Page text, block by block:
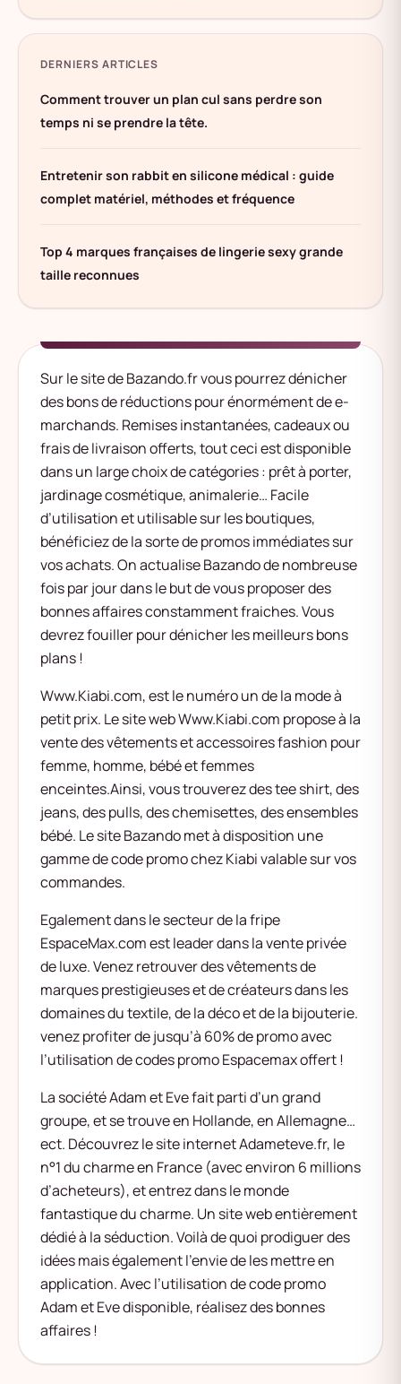
DERNIERS ARTICLES
Comment trouver un plan cul sans perdre son
temps ni se prendre la tête.
Entretenir son rabbit en silicone médical : guide
complet matériel, méthodes et fréquence
Top 4 marques françaises de lingerie sexy grande
taille reconnues
Sur le site de Bazando.fr vous pourrez dénicher
des bons de réductions pour énormément de e-
marchands. Remises instantanées, cadeaux ou
frais de livraison offerts, tout ceci est disponible
dans un large choix de catégories : prêt à porter,
jardinage cosmétique, animalerie… Facile
d’utilisation et utilisable sur les boutiques,
bénéficiez de la sorte de promos immédiates sur
vos achats. On actualise Bazando de nombreuse
fois par jour dans le but de vous proposer des
bonnes affaires constamment fraiches. Vous
devrez fouiller pour dénicher les meilleurs bons
plans !
Www.Kiabi.com, est le numéro un de la mode à
petit prix. Le site web Www.Kiabi.com propose à la
vente des vêtements et accessoires fashion pour
femme, homme, bébé et femmes
enceintes.Ainsi, vous trouverez des tee shirt, des
jeans, des pulls, des chemisettes, des ensembles
bébé. Le site Bazando met à disposition une
gamme de code promo chez Kiabi valable sur vos
commandes.
Egalement dans le secteur de la fripe
EspaceMax.com est leader dans la vente privée
de luxe. Venez retrouver des vêtements de
marques prestigieuses et de créateurs dans les
domaines du textile, de la déco et de la bijouterie.
venez profiter de jusqu’à 60% de promo avec
l’utilisation de codes promo Espacemax offert !
La société Adam et Eve fait parti d’un grand
groupe, et se trouve en Hollande, en Allemagne…
ect. Découvrez le site internet Adameteve.fr, le
n°1 du charme en France (avec environ 6 millions
d’acheteurs), et entrez dans le monde
fantastique du charme. Un site web entièrement
dédié à la séduction. Voilà de quoi prodiguer des
idées mais également l’envie de les mettre en
application. Avec l’utilisation de code promo
Adam et Eve disponible, réalisez des bonnes
affaires !